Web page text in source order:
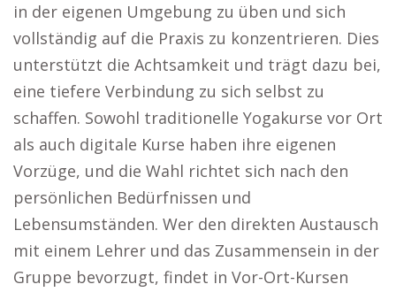
in der eigenen Umgebung zu üben und sich
vollständig auf die Praxis zu konzentrieren. Dies
unterstützt die Achtsamkeit und trägt dazu bei,
eine tiefere Verbindung zu sich selbst zu
schaffen. Sowohl traditionelle Yogakurse vor Ort
als auch digitale Kurse haben ihre eigenen
Vorzüge, und die Wahl richtet sich nach den
persönlichen Bedürfnissen und
Lebensumständen. Wer den direkten Austausch
mit einem Lehrer und das Zusammensein in der
Gruppe bevorzugt, findet in Vor-Ort-Kursen